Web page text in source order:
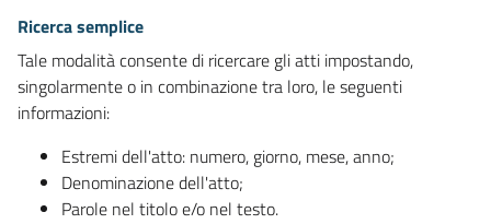
Ricerca semplice
Tale modalità consente di ricercare gli atti impostando,
singolarmente o in combinazione tra loro, le seguenti
informazioni:
Estremi dell'atto: numero, giorno, mese, anno;
Denominazione dell'atto;
Parole nel titolo e/o nel testo.